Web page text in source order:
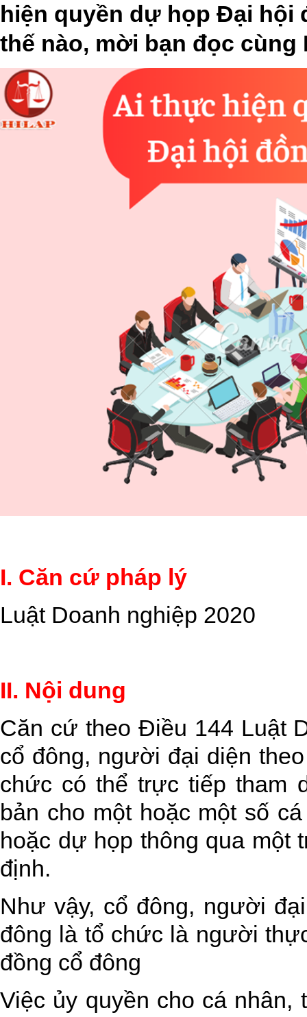
hiện quyền dự họp Đại hội
thế nào, mời bạn đọc cùng
I. Căn cứ pháp lý
Luật Doanh nghiệp 2020
II. Nội dung
Căn cứ theo Điều 144 Luật
cổ đông, người đại diện
chức có thể trực tiếp tham
bản cho một hoặc một số
hoặc dự họp thông qua một
định.
Như vậy, cổ đông, người
đông là tổ chức là người
đồng cổ đông
Việc ủy quyền cho cá